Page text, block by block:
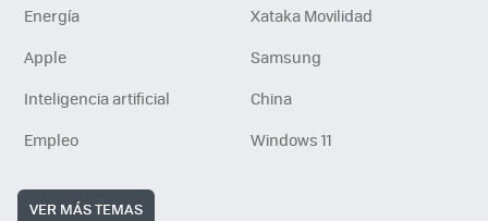
Energía
Xataka Movilidad
Apple
Samsung
Inteligencia artificial
China
Empleo
Windows 11
VER MÁS TEMAS